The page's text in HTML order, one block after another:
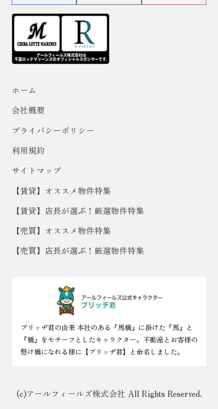
ホーム
会社概要
プライバシーポリシー
利用規約
サイトマップ
【賃貸】オススメ物件特集
【賃貸】店長が選ぶ！厳選物件特集
【売買】オススメ物件特集
【売買】店長が選ぶ！厳選物件特集
ブリッヂ君の由来 本社のある『馬橋』に掛けた『馬』と
『橋』をモチーフとしたキャラクター。不動産とお客様の
懸け橋になれる様に【ブリッヂ君】と命名しました。
(c)アールフィールズ株式会社 All Rights Reserved.